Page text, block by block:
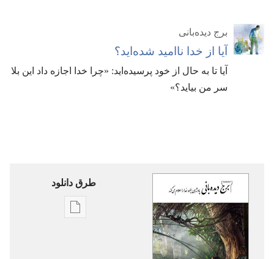
برج دیده‌بانی
آیا از خدا ناامید شده‌اید؟‏
آیا تا به حال از خود پرسیده‌اید:‏ «چرا خدا اجازه داد این بلا
سر من بیاید؟‏»‏
طرق دانلود
گزینۀ